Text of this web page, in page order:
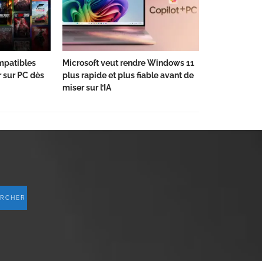
PC dès
Microsoft veut rendre Windows 11
plus rapide et plus fiable avant de
miser sur l’IA